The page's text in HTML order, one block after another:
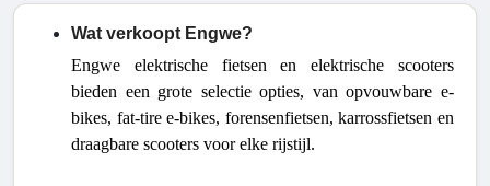
Wat verkoopt Engwe?
Engwe elektrische fietsen en elektrische scooters
bieden een grote selectie opties, van opvouwbare e-
bikes, fat-tire e-bikes, forensenfietsen, karrossfietsen en
draagbare scooters voor elke rijstijl.